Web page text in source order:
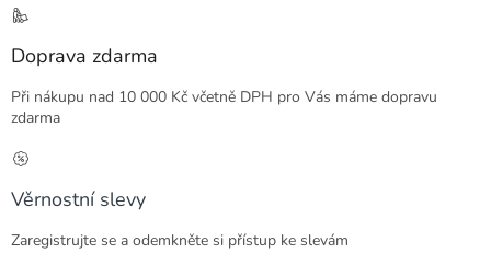
Doprava zdarma
Při nákupu nad 10 000 Kč včetně DPH pro Vás máme dopravu
zdarma
Věrnostní slevy
Zaregistrujte se a odemkněte si přístup ke slevám